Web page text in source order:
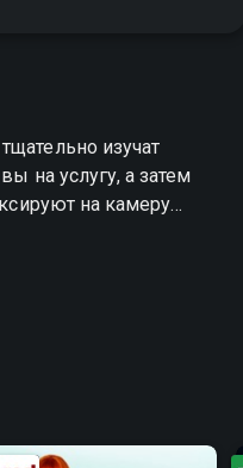
изучат
на услугу, а затем
на камеру
сотрудников